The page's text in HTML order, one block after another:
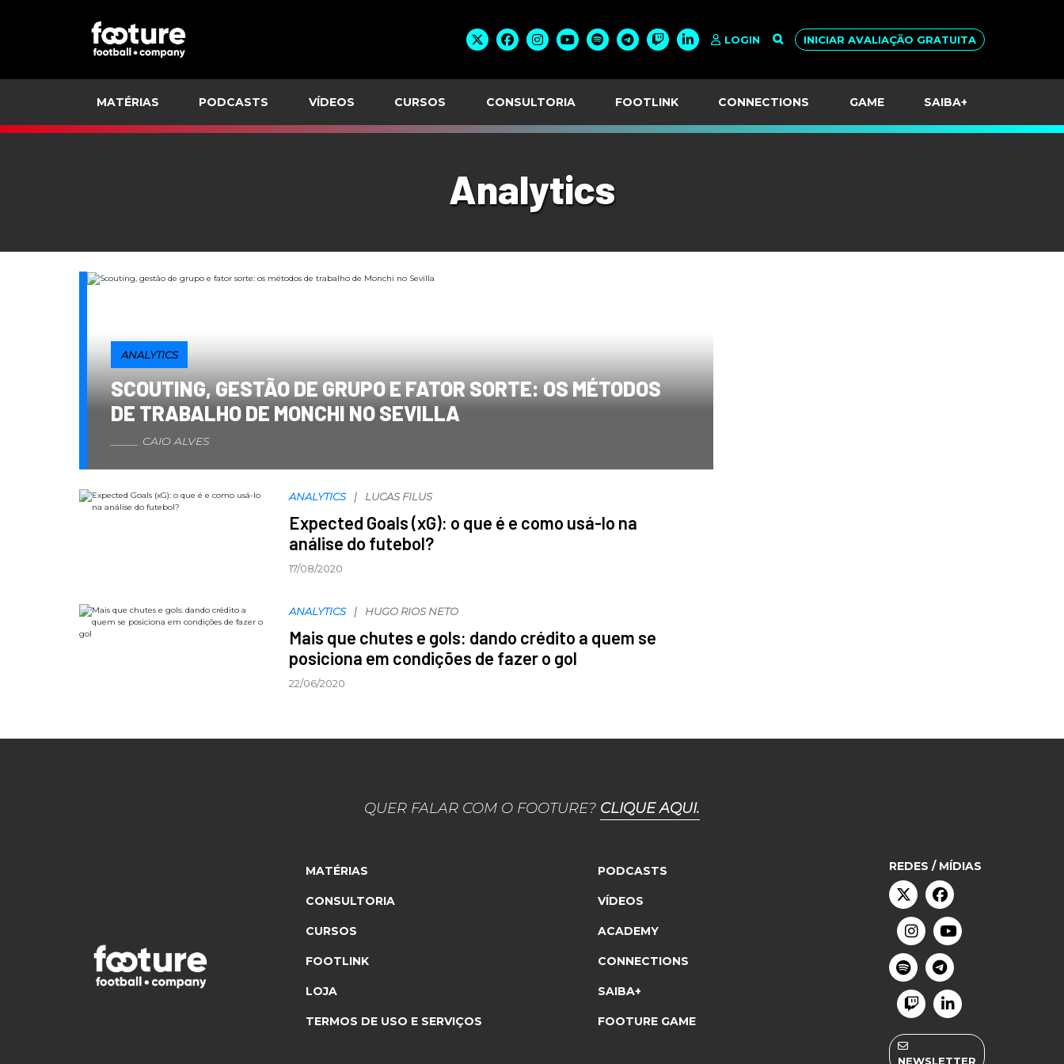
LOGIN INICIAR AVALIAÇÃO GRATUITA
MATÉRIAS PODCASTS VÍDEOS CURSOS CONSULTORIA FOOTLINK CONNECTIONS GAME SAIBA+
Analytics
ANALYTICS
SCOUTING, GESTÃO DE GRUPO E FATOR SORTE: OS MÉTODOS
DE TRABALHO DE MONCHI NO SEVILLA
CAIO ALVES
ANALYTICS LUCAS FILUS
Expected Goals (xG): o que é e como usá-lo na
análise do futebol?
17/08/2020
ANALYTICS HUGO RIOS NETO
Mais que chutes e gols: dando crédito a quem se
posiciona em condições de fazer o gol
22/06/2020
QUER FALAR COM O FOOTURE? CLIQUE AQUI.
MATÉRIAS PODCASTS
CONSULTORIA VÍDEOS
CURSOS ACADEMY
FOOTLINK CONNECTIONS
LOJA SAIBA+
TERMOS DE USO E SERVIÇOS FOOTURE GAME
REDES / MÍDIAS
NEWSLETTER